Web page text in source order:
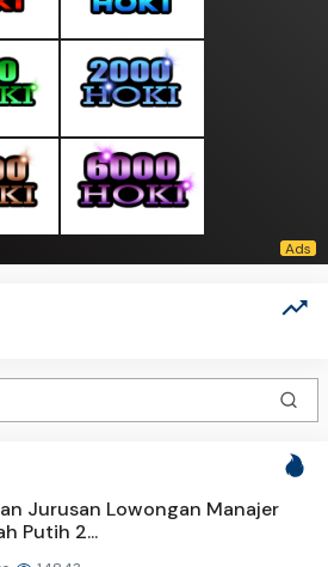
Jurusan Lowongan Manajer
Putih 2...